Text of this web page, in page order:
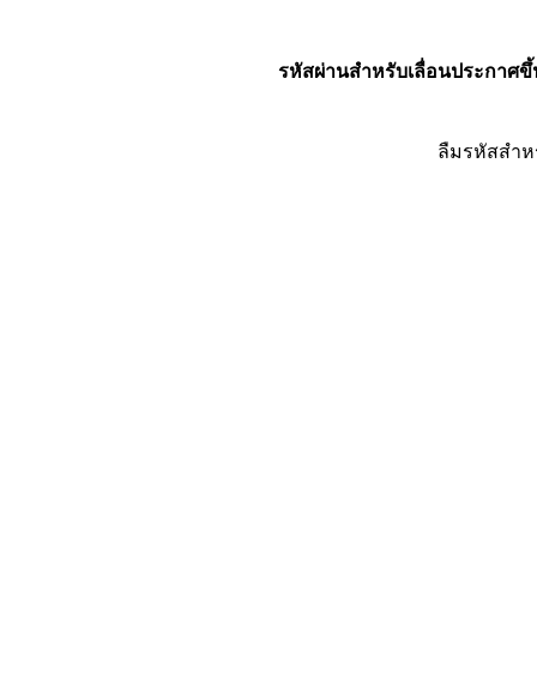
รหัสผ่านสำหรับเลื่อนประกาศขึ้
ลืมรหัสสำ